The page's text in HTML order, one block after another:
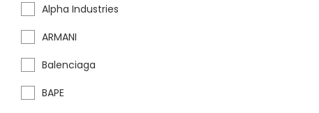
Alpha Industries
ARMANI
Balenciaga
BAPE